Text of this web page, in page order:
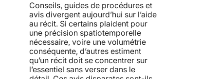
Conseils, guides de procédures et
avis divergent aujourd’hui sur l’aide
au récit. Si certains plaident pour
une précision spatiotemporelle
nécessaire, voire une volumétrie
conséquente, d’autres estiment
qu’un récit doit se concentrer sur
l’essentiel sans verser dans le